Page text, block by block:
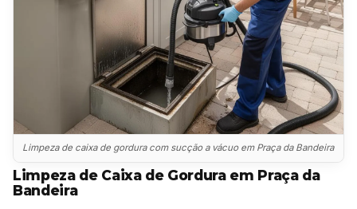
Limpeza de caixa de gordura com sucção a vácuo em Praça da Bandeira
Limpeza de Caixa de Gordura em Praça da
Bandeira